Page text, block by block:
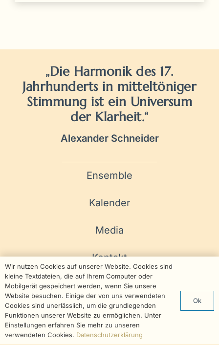
„Die Harmonik des 17.
Jahrhunderts in mitteltöniger
Stimmung ist ein Universum
der Klarheit.“
Alexander Schneider
Ensemble
Kalender
Media
Kontakt
Shop
© 2026 Polyharmonique | Webdesign by
Wir nutzen Cookies auf unserer Website. Cookies sind
kleine Textdateien, die auf Ihrem Computer oder
Mobilgerät gespeichert werden, wenn Sie unsere
Website besuchen. Einige der von uns verwendeten
Cookies sind unerlässlich, um die grundlegenden
Funktionen unserer Website zu ermöglichen. Unter
Einstellungen erfahren Sie mehr zu unseren
verwendeten Cookies. Datenschutzerklärung
Ok